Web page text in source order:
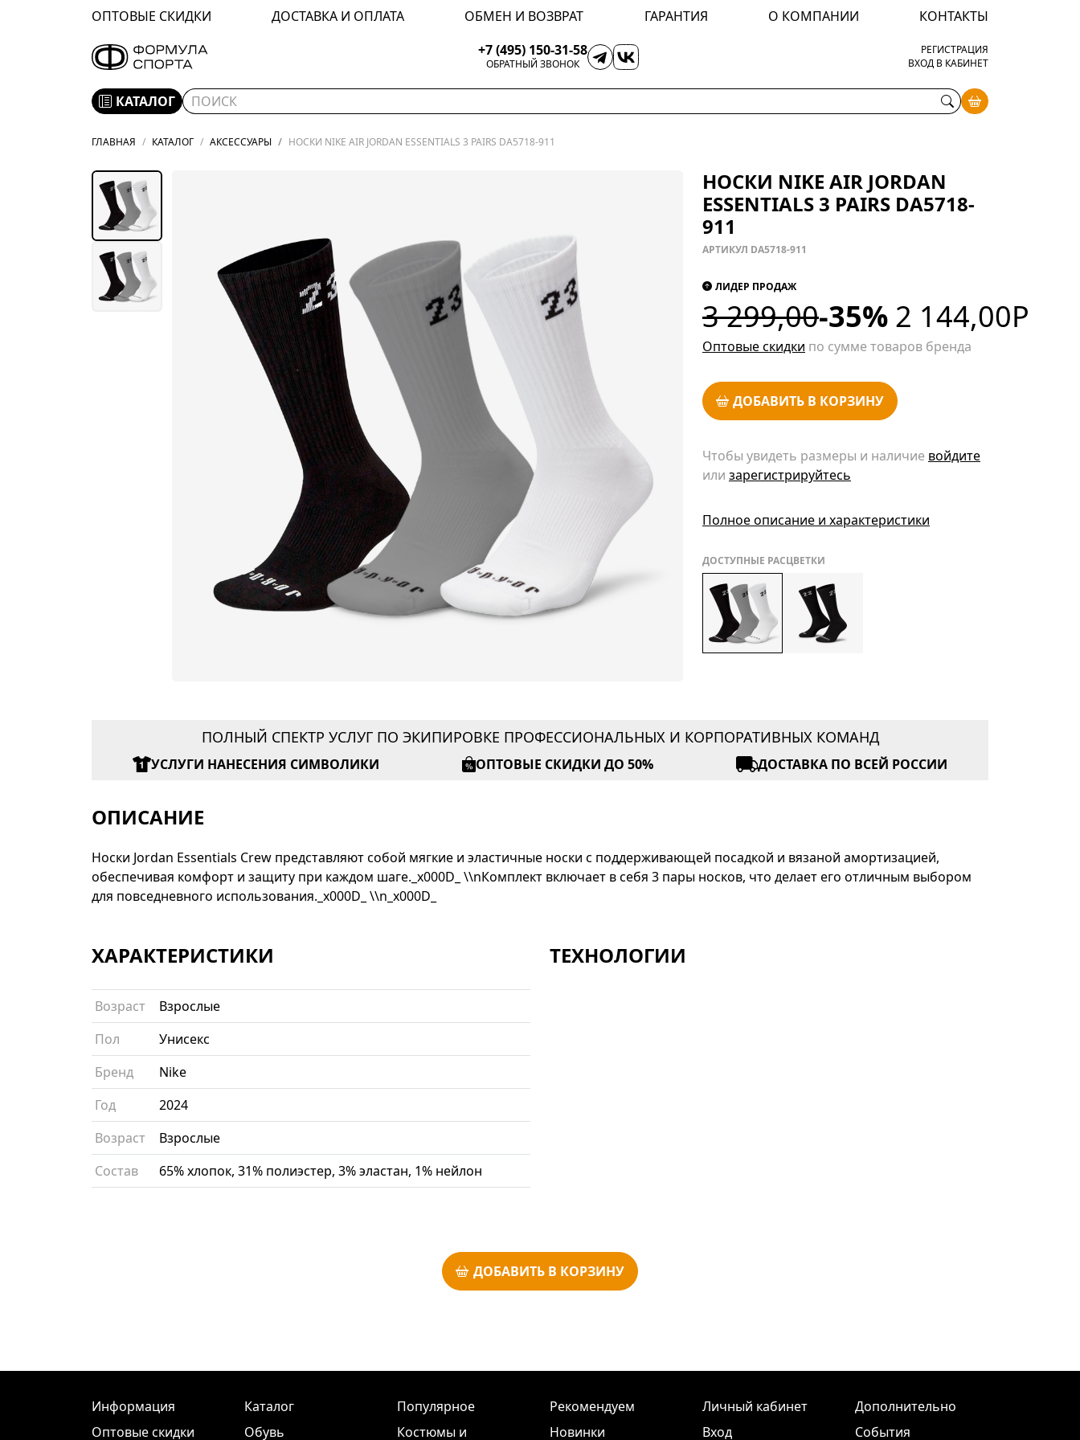
ОПТОВЫЕ СКИДКИ ДОСТАВКА И ОПЛАТА ОБМЕН И ВОЗВРАТ ГАРАНТИЯ О КОМПАНИИ
КОНТАКТЫ
+7 (495) 150-31-58
ОБРАТНЫЙ ЗВОНОК
РЕГИСТРАЦИЯ
ВХОД В КАБИНЕТ
КАТАЛОГ
ГЛАВНАЯ КАТАЛОГ АКСЕССУАРЫ НОСКИ NIKE AIR JORDAN ESSENTIALS 3 PAIRS DA5718-911
НОСКИ NIKE AIR JORDAN
ESSENTIALS 3 PAIRS DA5718-
911
АРТИКУЛ DA5718-911
ЛИДЕР ПРОДАЖ
3 299,00-35% 2 144,00Р
Оптовые скидки по сумме товаров бренда
ДОБАВИТЬ В КОРЗИНУ
Чтобы увидеть размеры и наличие войдите
или зарегистрируйтесь
Полное описание и характеристики
ДОСТУПНЫЕ РАСЦВЕТКИ
ПОЛНЫЙ СПЕКТР УСЛУГ ПО ЭКИПИРОВКЕ ПРОФЕССИОНАЛЬНЫХ И КОРПОРАТИВНЫХ КОМАНД
УСЛУГИ НАНЕСЕНИЯ СИМВОЛИКИ ОПТОВЫЕ СКИДКИ ДО 50% ДОСТАВКА ПО ВСЕЙ РОССИИ
ОПИСАНИЕ
Носки Jordan Essentials Crew представляют собой мягкие и эластичные носки с поддерживающей посадкой и вязаной амортизацией,
обеспечивая комфорт и защиту при каждом шаге._x000D_ \\nКомплект включает в себя 3 пары носков, что делает его отличным выбором
для повседневного использования._x000D_ \\n_x000D_
ХАРАКТЕРИСТИКИ
Возраст
Взрослые
Пол
Унисекс
Бренд
Nike
Год
2024
Возраст
Взрослые
Состав
65% хлопок, 31% полиэстер, 3% эластан, 1% нейлон
ТЕХНОЛОГИИ
ДОБАВИТЬ В КОРЗИНУ
Информация
Оптовые скидки
Каталог
Обувь
Популярное
Костюмы и
Рекомендуем
Новинки
Личный кабинет
Вход
Дополнительно
События